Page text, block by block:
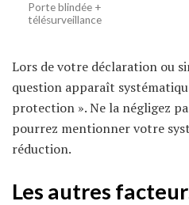
Porte blindée +
télésurveillance
Lors de votre déclaration ou
question apparaît
protection ». Ne la négligez
pourrez mentionner votre
réduction.
Les autres